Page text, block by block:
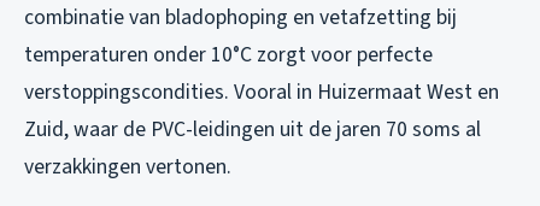
combinatie van bladophoping en vetafzetting bij
temperaturen onder 10°C zorgt voor perfecte
verstoppingscondities. Vooral in Huizermaat West en
Zuid, waar de PVC-leidingen uit de jaren 70 soms al
verzakkingen vertonen.